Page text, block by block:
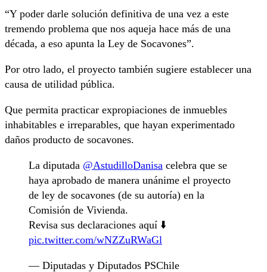
“Y poder darle solución definitiva de una vez a este
tremendo problema que nos aqueja hace más de una
década, a eso apunta la Ley de Socavones”.
Por otro lado, el proyecto también sugiere establecer una
causa de utilidad pública.
Que permita practicar expropiaciones de inmuebles
inhabitables e irreparables, que hayan experimentado
daños producto de socavones.
La diputada @AstudilloDanisa celebra que se
haya aprobado de manera unánime el proyecto
de ley de socavones (de su autoría) en la
Comisión de Vivienda.
Revisa sus declaraciones aquí ⬇️
pic.twitter.com/wNZZuRWaGl
— Diputadas y Diputados PSChile